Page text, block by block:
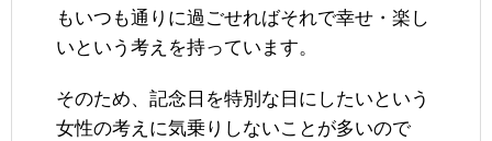
もいつも通りに過ごせればそれで幸せ・楽し
いという考えを持っています。
そのため、記念日を特別な日にしたいという
女性の考えに気乗りしないことが多いので